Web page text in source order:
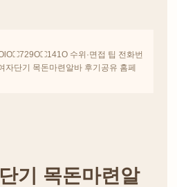
수위·면접 팁 전화번
자단기 목돈마련알바 후기공유 홈페
기 목돈마련알